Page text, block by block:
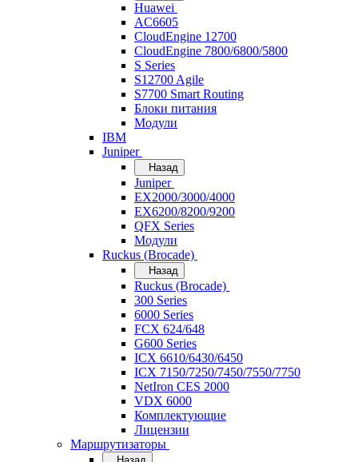
Huawei
AC6605
CloudEngine 12700
CloudEngine 7800/6800/5800
S Series
S12700 Agile
S7700 Smart Routing
Блоки питания
Модули
IBM
Juniper
Назад
Juniper
EX2000/3000/4000
EX6200/8200/9200
QFX Series
Модули
Ruckus (Brocade)
Назад
Ruckus (Brocade)
300 Series
6000 Series
FCX 624/648
G600 Series
ICX 6610/6430/6450
ICX 7150/7250/7450/7550/7750
NetIron CES 2000
VDX 6000
Комплектующие
Лицензии
Маршрутизаторы